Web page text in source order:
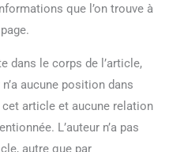
que l’on trouve à
dans le corps de l’article,
aucune position dans
article et aucune relation
L’auteur n’a pas
autre que par